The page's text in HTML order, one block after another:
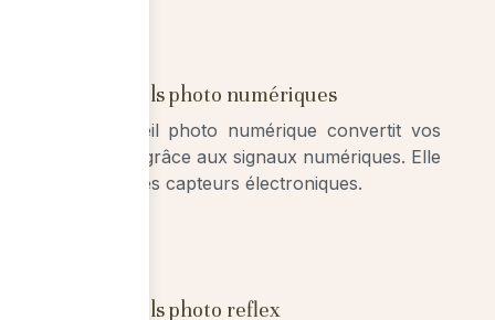
Appareils photo numériques
L’appareil photo numérique convertit vos
photos grâce aux signaux numériques. Elle
utilise des capteurs électroniques.
Appareils photo reflex